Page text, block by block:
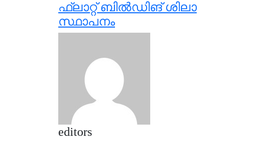
ഫ്ലാറ്റ് ബിൽഡിങ് ശിലാ
സ്ഥാപനം
editors